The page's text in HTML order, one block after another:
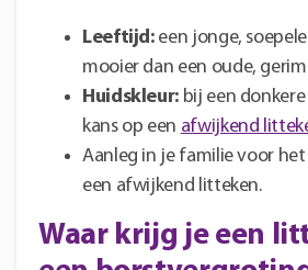
Leeftijd:een jonge,
mooier dan een oude,
Huidskleur: bij een
kans op een afwijkend
Aanleg in je familie voor
een afwijkend litteken.
Waar krijg je een